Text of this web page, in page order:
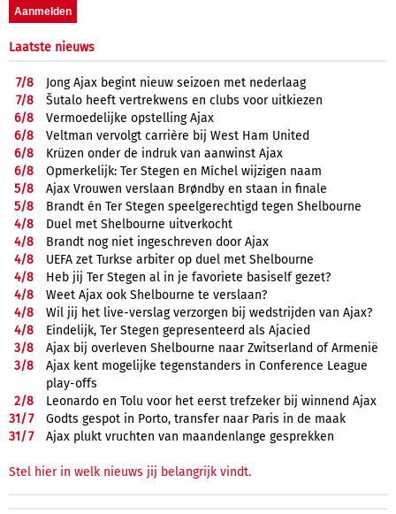
Laatste nieuws
7/8
Jong Ajax begint nieuw seizoen met nederlaag
7/8
Šutalo heeft vertrekwens en clubs voor uitkiezen
6/8
Vermoedelijke opstelling Ajax
6/8
Veltman vervolgt carrière bij West Ham United
6/8
Krüzen onder de indruk van aanwinst Ajax
6/8
Opmerkelijk: Ter Stegen en Míchel wijzigen naam
5/8
Ajax Vrouwen verslaan Brøndby en staan in finale
5/8
Brandt én Ter Stegen speelgerechtigd tegen Shelbourne
4/8
Duel met Shelbourne uitverkocht
4/8
Brandt nog niet ingeschreven door Ajax
4/8
UEFA zet Turkse arbiter op duel met Shelbourne
4/8
Heb jij Ter Stegen al in je favoriete basiself gezet?
4/8
Weet Ajax ook Shelbourne te verslaan?
4/8
Wil jij het live-verslag verzorgen bij wedstrijden van Ajax?
4/8
Eindelijk, Ter Stegen gepresenteerd als Ajacied
3/8
Ajax bij overleven Shelbourne naar Zwitserland of Armenië
3/8
Ajax kent mogelijke tegenstanders in Conference League
play-offs
2/8
Leonardo en Tolu voor het eerst trefzeker bij winnend Ajax
31/7
Godts gespot in Porto, transfer naar Paris in de maak
31/7 Ajax plukt vruchten van maandenlange gesprekken
Stel hier in welk nieuws jij belangrijk vindt.